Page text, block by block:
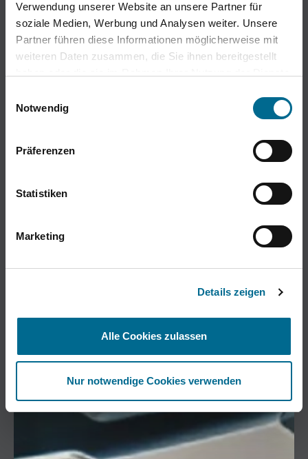
Verwendung unserer Website an unsere Partner für
soziale Medien, Werbung und Analysen weiter. Unsere
Partner führen diese Informationen möglicherweise mit
weiteren Daten zusammen, die Sie ihnen bereitgestellt
Cookies, wenn Sie unsere Webseite weiterhin nutzen.
Notwendig
Präferenzen
Statistiken
Marketing
Details zeigen
Alle Cookies zulassen
Nur notwendige Cookies verwenden